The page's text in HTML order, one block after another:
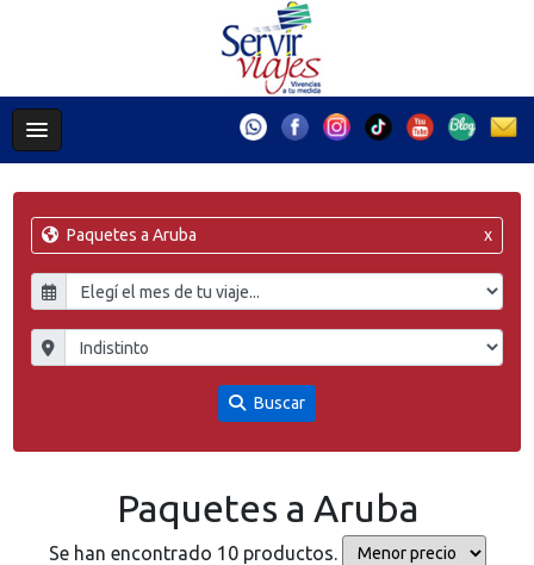
Paquetes a Aruba x
Buscar
Paquetes a Aruba
Se han encontrado 10 productos.